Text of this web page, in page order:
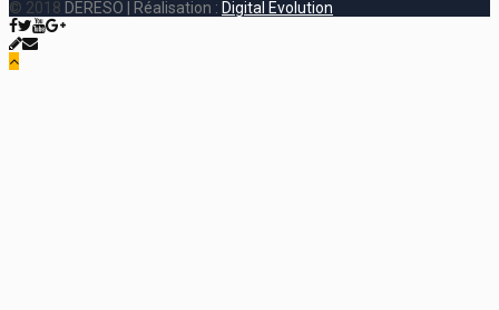
© 2018 DERESO | Réalisation : Digital Evolution